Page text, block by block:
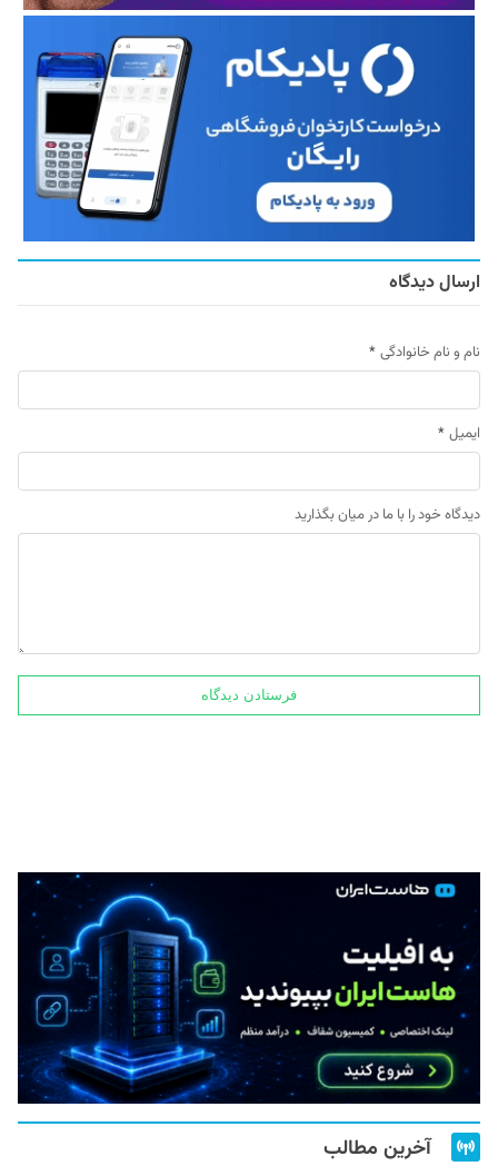
ارسال دیدگاه
نام و نام خانوادگی *
ایمیل *
دیدگاه خود را با ما در میان بگذارید
آخرین مطالب